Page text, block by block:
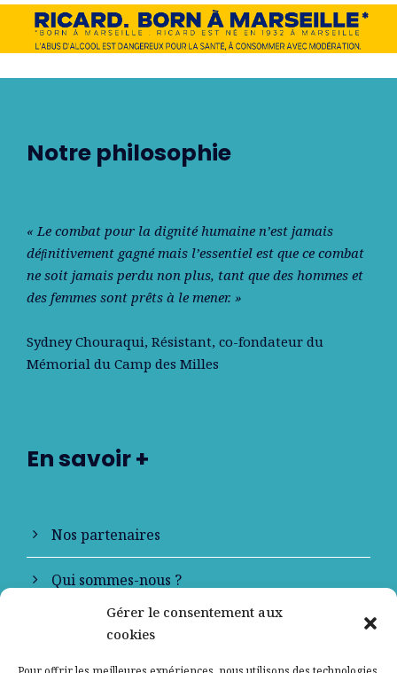
Gérer le consentement aux
cookies
Notre philosophie
« Le combat pour la dignité humaine n’est jamais
déﬁnitivement gagné mais l’essentiel est que ce combat
ne soit jamais perdu non plus, tant que des hommes et
des femmes sont prêts à le mener. »
Sydney Chouraqui, Résistant, co-fondateur du
Mémorial du Camp des Milles
En savoir +
Nos partenaires
Qui sommes-nous ?
Contactez-nous